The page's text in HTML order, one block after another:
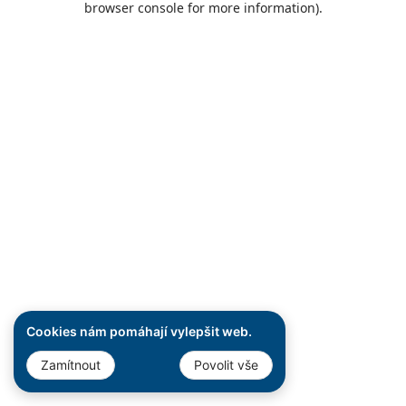
Cookies nám pomáhají vylepšit web.
Zamítnout Povolit vše
browser console for more information).